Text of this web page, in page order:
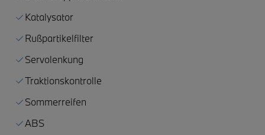
Katalysator
Rußpartikelfilter
Servolenkung
Traktionskontrolle
Sommerreifen
ABS